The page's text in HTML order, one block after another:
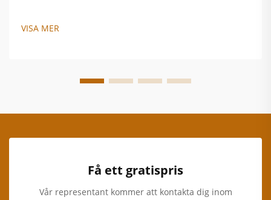
VISA MER
Få ett gratispris
Vår representant kommer att kontakta dig inom